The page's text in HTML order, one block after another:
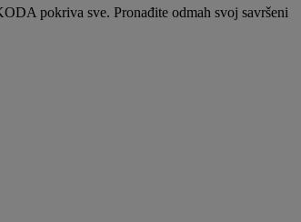
pokriva sve. Pronađite odmah svoj savršeni